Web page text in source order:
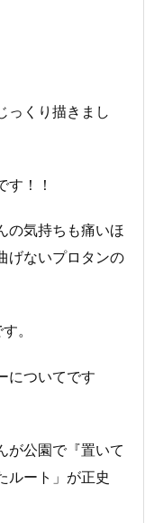
っくり描きまし
！！
の気持ちも痛いほ
げないプロタンの
。
についてです
が公園で『置いて
ルート」が正史